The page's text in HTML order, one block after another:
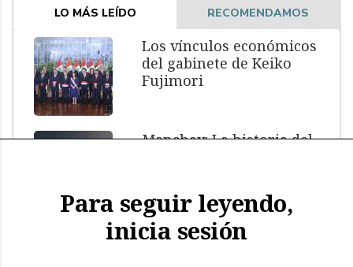
LO MÁS LEÍDO RECOMENDAMOS
Los vínculos económicos
del gabinete de Keiko
Fujimori
Manchay: La historia del
El impacto de El Niño: más
Para seguir leyendo,
inicia sesión